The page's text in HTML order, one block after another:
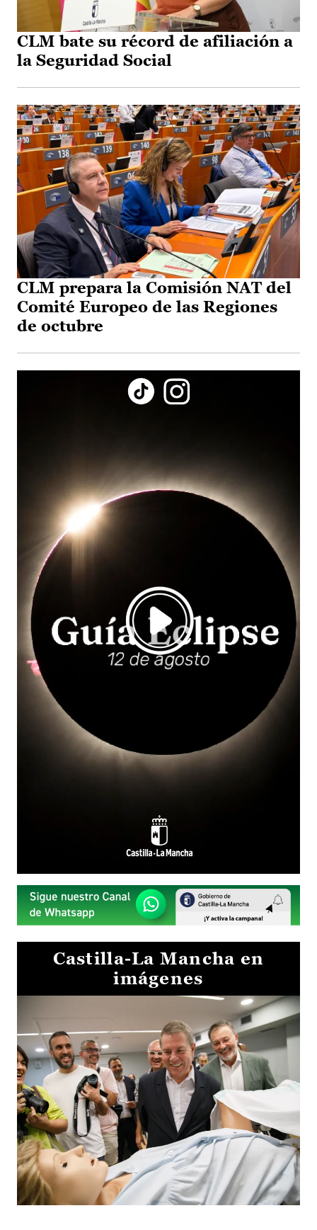
CLM bate su récord de afiliación a
la Seguridad Social
CLM prepara la Comisión NAT del
Comité Europeo de las Regiones
de octubre
Castilla-La Mancha en
imágenes